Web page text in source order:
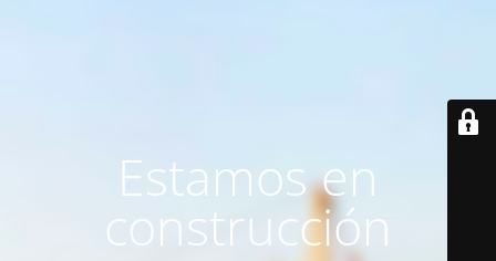
Estamos en
construcción